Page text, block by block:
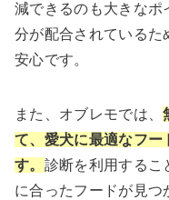
減できるのも大きなポ
分が配合されているた
安心です。
また、オブレモでは、
て、愛犬に最適なフー
す。 診断を利用するこ
に合ったフードが見つ